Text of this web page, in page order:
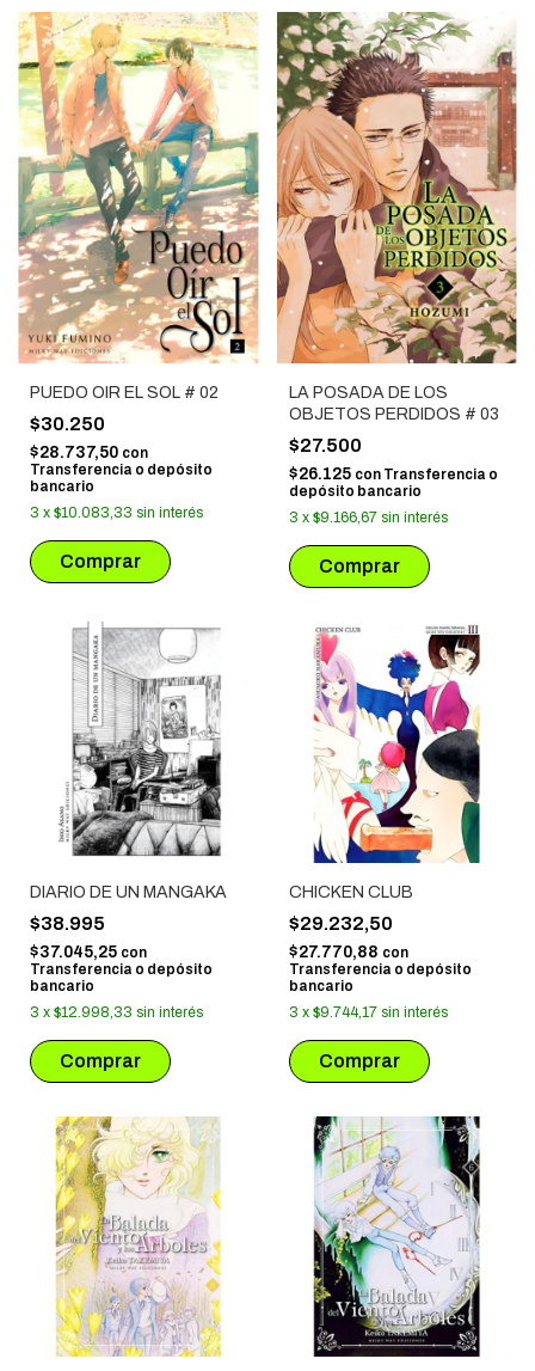
PUEDO OIR EL SOL # 02
$30.250
$28.737,50 con
Transferencia o depósito
bancario
3 x $10.083,33 sin interés
LA POSADA DE LOS
OBJETOS PERDIDOS # 03
$27.500
$26.125 con Transferencia o
depósito bancario
3 x $9.166,67 sin interés
DIARIO DE UN MANGAKA
$38.995
$37.045,25 con
Transferencia o depósito
bancario
3 x $12.998,33 sin interés
CHICKEN CLUB
$29.232,50
$27.770,88 con
Transferencia o depósito
bancario
3 x $9.744,17 sin interés